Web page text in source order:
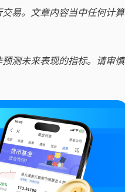
易。文章内容当中任何计算
测未来表现的指标。请审慎